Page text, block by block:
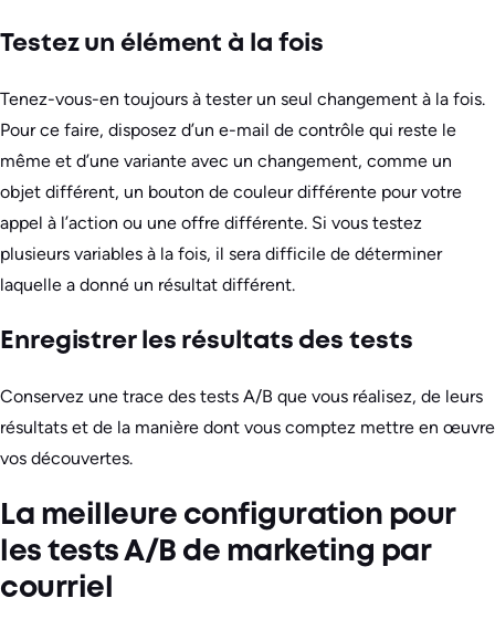
Testez un élément à la fois
Tenez-vous-en toujours à tester un seul changement à la fois.
Pour ce faire, disposez d’un e-mail de contrôle qui reste le
même et d’une variante avec un changement, comme un
objet différent, un bouton de couleur différente pour votre
appel à l’action ou une offre différente. Si vous testez
plusieurs variables à la fois, il sera difficile de déterminer
laquelle a donné un résultat différent.
Enregistrer les résultats des tests
Conservez une trace des tests A/B que vous réalisez, de leurs
résultats et de la manière dont vous comptez mettre en œuvre
vos découvertes.
La meilleure configuration pour
les tests A/B de marketing par
courriel